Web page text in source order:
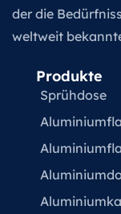
der die
weltweit
Produkte
Sprühdose